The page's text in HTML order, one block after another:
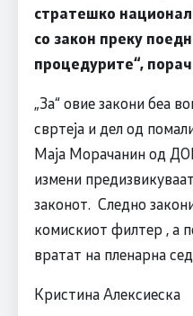
стратешко
со закон преку
процедурите“,
„За“ овие закони беа
свртеја и дел од
Маја Морачанин од
измени
законот. Следно
комискиот филтер , а
вратат на пленарна
Кристина Алексиеска